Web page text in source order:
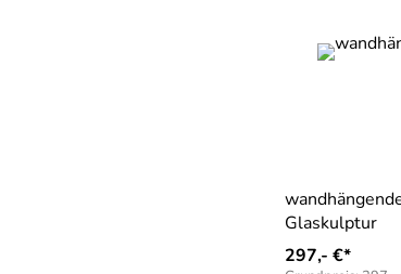
Glaskulptur
297,- €*